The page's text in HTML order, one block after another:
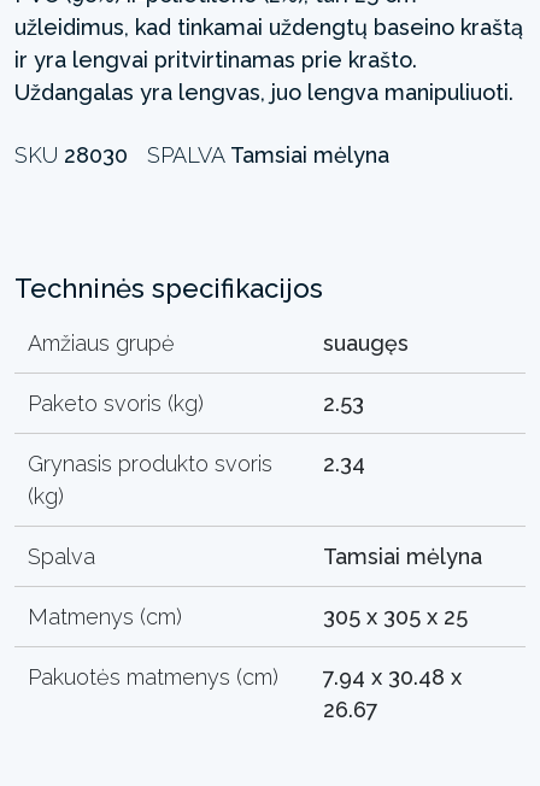
užleidimus, kad tinkamai uždengtų baseino kraštą
ir yra lengvai pritvirtinamas prie krašto.
Uždangalas yra lengvas, juo lengva manipuliuoti.
SKU 28030 SPALVA Tamsiai mėlyna
Techninės specifikacijos
Amžiaus grupė suaugęs
Paketo svoris (kg) 2.53
Grynasis produkto svoris
(kg)
2.34
Spalva Tamsiai mėlyna
Matmenys (cm) 305 x 305 x 25
Pakuotės matmenys (cm)
7.94 x 30.48 x
26.67